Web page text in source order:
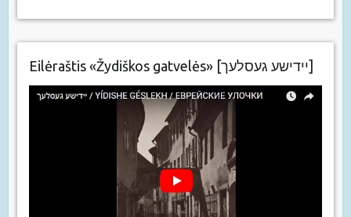
Eilėraštis «Žydiškos gatvelės» [יידישע געסלעך]